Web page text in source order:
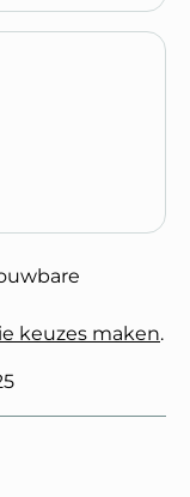
keuzes maken.